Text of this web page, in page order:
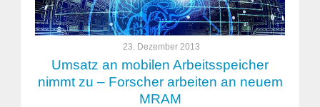
23. Dezember 2013
Umsatz an mobilen Arbeitsspeicher
nimmt zu – Forscher arbeiten an neuem
MRAM